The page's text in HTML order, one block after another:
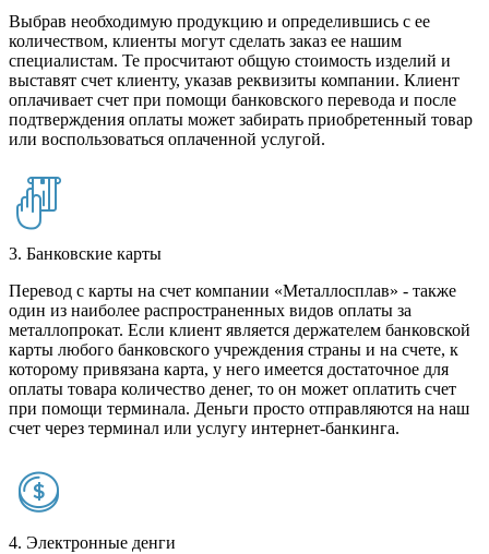
Выбрав необходимую продукцию и определившись с ее
количеством, клиенты могут сделать заказ ее нашим
специалистам. Те просчитают общую стоимость изделий и
выставят счет клиенту, указав реквизиты компании. Клиент
оплачивает счет при помощи банковского перевода и после
подтверждения оплаты может забирать приобретенный товар
или воспользоваться оплаченной услугой.
3. Банковские карты
Перевод с карты на счет компании «Металлосплав» - также
один из наиболее распространенных видов оплаты за
металлопрокат. Если клиент является держателем банковской
карты любого банковского учреждения страны и на счете, к
которому привязана карта, у него имеется достаточное для
оплаты товара количество денег, то он может оплатить счет
при помощи терминала. Деньги просто отправляются на наш
счет через терминал или услугу интернет-банкинга.
4. Электронные денги